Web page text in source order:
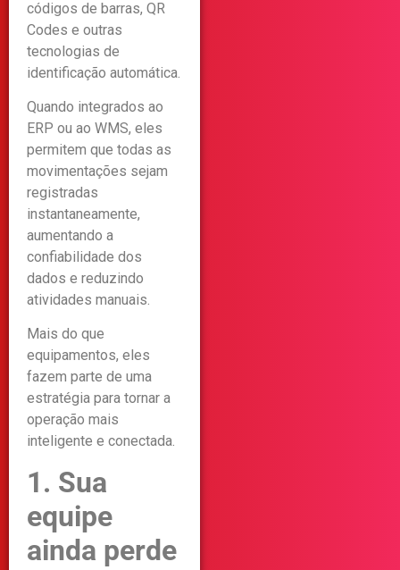
códigos de barras, QR
Codes e outras
tecnologias de
identificação automática.
Quando integrados ao
ERP ou ao WMS, eles
permitem que todas as
movimentações sejam
registradas
instantaneamente,
aumentando a
confiabilidade dos
dados e reduzindo
atividades manuais.
Mais do que
equipamentos, eles
fazem parte de uma
estratégia para tornar a
operação mais
inteligente e conectada.
1. Sua
equipe
ainda perde